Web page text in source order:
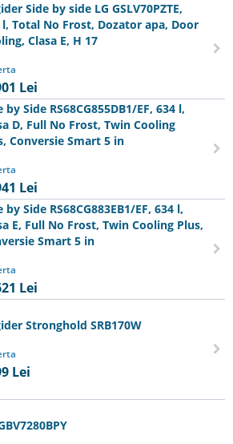
Side by side LG GSLV70PZTE,
l, Total No Frost, Dozator apa, Door
Clasa E, H 17
Lei
by Side RS68CG855DB1/EF, 634 l,
D, Full No Frost, Twin Cooling
Conversie Smart 5 in
Lei
by Side RS68CG883EB1/EF, 634 l,
E, Full No Frost, Twin Cooling Plus,
Smart 5 in
Lei
Stronghold SRB170W
Lei